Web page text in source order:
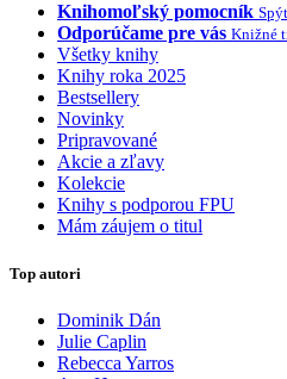
Knihomoľský pomocník
Odporúčame pre vás Knižné
Všetky knihy
Knihy roka 2025
Bestsellery
Novinky
Pripravované
Akcie a zľavy
Kolekcie
Knihy s podporou FPU
Mám záujem o titul
Top autori
Dominik Dán
Julie Caplin
Rebecca Yarros